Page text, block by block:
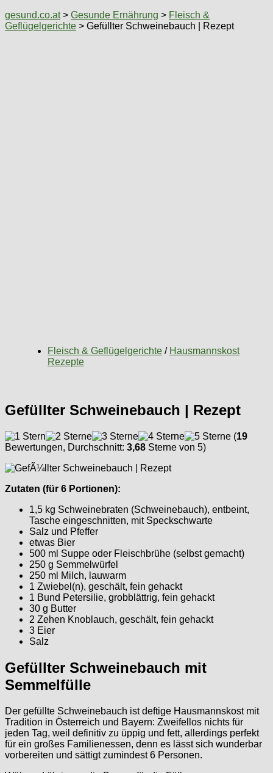
gesund.co.at> Gesunde Ernährung > Fleisch &
Geflügelgerichte > Gefüllter Schweinebauch | Rezept
Fleisch & Geflügelgerichte / Hausmannskost
Rezepte
Gefüllter Schweinebauch | Rezept
(19
Bewertungen, Durchschnitt: 3,68 Sterne von 5)
Zutaten (für 6 Portionen):
1,5 kg Schweinebraten (Schweinebauch), entbeint,
Tasche eingeschnitten, mit Speckschwarte
Salz und Pfeffer
etwas Bier
500 ml Suppe oder Fleischbrühe (selbst gemacht)
250 g Semmelwürfel
250 ml Milch, lauwarm
1 Zwiebel(n), geschält, fein gehackt
1 Bund Petersilie, grobblättrig, fein gehackt
30 g Butter
2 Zehen Knoblauch, geschält, fein gehackt
3 Eier
Salz
Gefüllter Schweinebauch mit
Semmelfülle
Der gefüllte Schweinebauch ist deftige Hausmannskost mit
Tradition in Österreich und Bayern: Zweifellos nichts für
jeden Tag, weil definitiv zu üppig und fett, allerdings perfekt
für ein großes Familienessen, denn es lässt sich wunderbar
vorbereiten und sättigt zumindest 6 Personen.